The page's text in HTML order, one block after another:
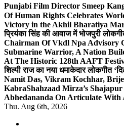
Punjabi Film Director Smeep
Of Human Rights Celebrates
Victory in the Akhil Bharatiya
प्रियंका सिंह की आवाज में भोजपुरी
Chairman Of Vkdl Npa Advisory
Submarine Warrior, A Nation
At The Historic 128th AAFT
शिल्पी राज का नया धमाकेदार लोकगीत
Namit Das, Vikram Kochhar,
KabraShahzaad Mirza’s
Abhedananda On Articulate With
Thu. Aug 6th, 2026